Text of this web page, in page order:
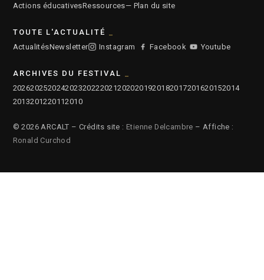
Actions éducativesRessources— Plan du site
TOUTE L'ACTUALITÉ
ActualitésNewsletter Instagram Facebook Youtube
ARCHIVES DU FESTIVAL
2026202520242023202220212020201920182017201620152014
2013201220112010
© 2026 ARCALT – Crédits site : Etienne Delcambre – Affiche :
Ronald Curchod